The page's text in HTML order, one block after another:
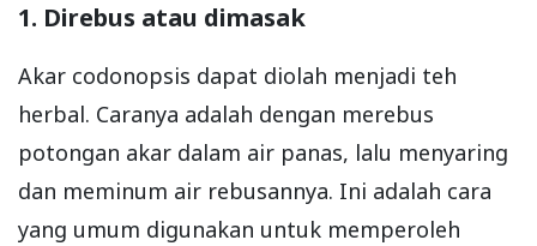
1. Direbus atau dimasak
Akar codonopsis dapat diolah menjadi teh
herbal. Caranya adalah dengan merebus
potongan akar dalam air panas, lalu menyaring
dan meminum air rebusannya. Ini adalah cara
yang umum digunakan untuk memperoleh